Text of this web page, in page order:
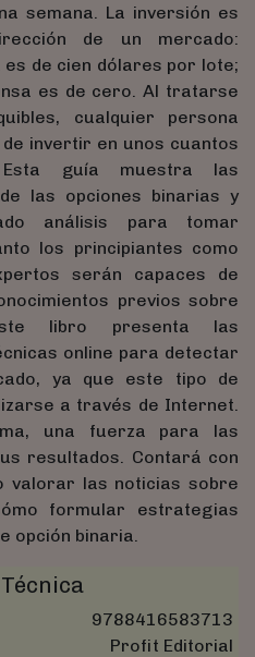
semana. La inversión es
de un mercado:
de cien dólares por lote;
es de cero. Al tratarse
cualquier persona
invertir en unos cuantos
Esta guía muestra las
las opciones binarias y
análisis para tomar
los principiantes como
serán capaces de
previos sobre
libro presenta las
online para detectar
ya que este tipo de
a través de Internet.
una fuerza para las
resultados. Contará con
valorar las noticias sobre
formular estrategias
opción binaria.
9788416583713
Profit Editorial